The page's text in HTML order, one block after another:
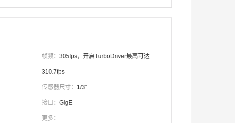
帧频： 305fps，开启TurboDriver最高可达
310.7fps
传感器尺寸： 1/3"
接口： GigE
更多：